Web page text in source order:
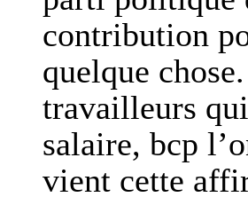
contribution
quelque
travailleurs
salaire, bcp
vient cette